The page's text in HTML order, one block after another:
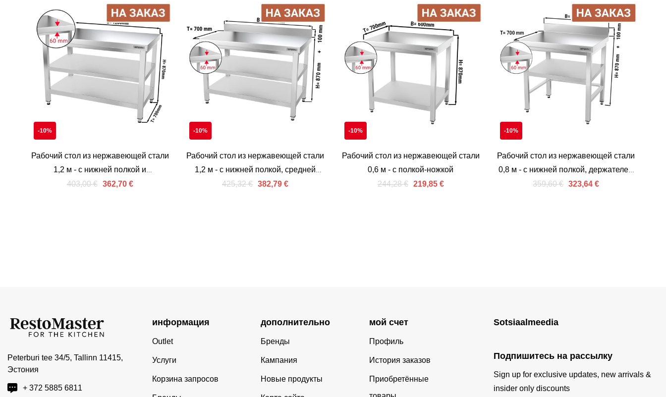
-10%
Рабочий стол из нержавеющей стали
1,2 м - с нижней полкой и
промежуточной полкой
403,00 € 362,70 €
-10%
Рабочий стол из нержавеющей стали
1,2 м - с нижней полкой, средней
полкой и держателем
425,32 € 382,79 €
-10%
Рабочий стол из нержавеющей стали
0,6 м - с полкой-ножкой
244,28 €
219,85 €
-10%
Рабочий стол из нержавеющей стали
0,8 м - с нижней полкой, держателем
и опора
359,60 € 323,64 €
Peterburi tee 34/5, Tallinn 11415,
Эстония
+ 372 5885 6811
информация
Outlet
Услуги
Корзина запросов
дополнительно
Бренды
Кампания
Новые продукты
мой счет
Профиль
История заказов
Приобретённые
Sotsiaalmeedia
Подпишитесь на рассылку
Sign up for exclusive updates, new arrivals &
insider only discounts